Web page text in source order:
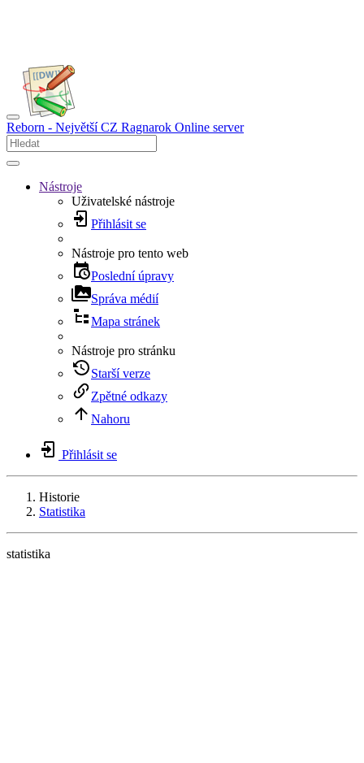
Reborn - Největší CZ Ragnarok Online server
Nástroje
Uživatelské nástroje
Přihlásit se
Nástroje pro tento web
Poslední úpravy
Správa médií
Mapa stránek
Nástroje pro stránku
Starší verze
Zpětné odkazy
Nahoru
Přihlásit se
Historie
Statistika
statistika